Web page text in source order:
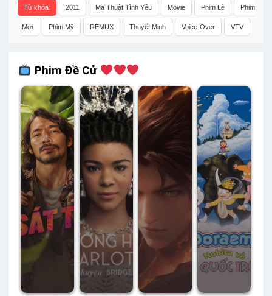
Từ khóa: 2011 Ma Thuật Tình Yêu Movie Phim Lẻ Phim
Mới Phim Mỹ REMUX Thuyết Minh Voice-Over VTV
Phim Đề Cử